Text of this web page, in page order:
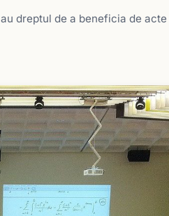
dreptul de a beneficia de